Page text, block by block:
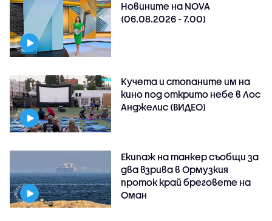
Новините на NOVA
(06.08.2026 - 7.00)
Кучета и стопаните им на
кино под открито небе в Лос
Анджелис (ВИДЕО)
Екипаж на танкер съобщи за
два взрива в Ормузкия
проток край бреговете на
Оман